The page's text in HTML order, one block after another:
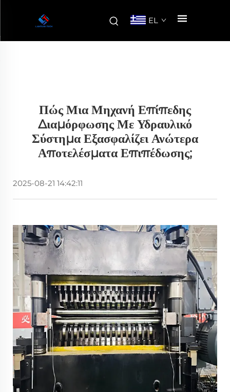
EL
Πώς Μια Μηχανή Επίπεδης
Διαμόρφωσης Με Υδραυλικό
Σύστημα Εξασφαλίζει Ανώτερα
Αποτελέσματα Επιπέδωσης;
2025-08-21 14:42:11